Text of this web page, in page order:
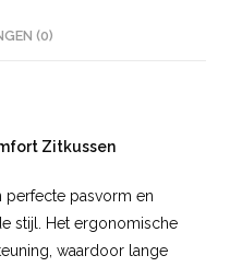
(0)
Zitkussen
perfecte pasvorm en
stijl. Het ergonomische
waardoor lange